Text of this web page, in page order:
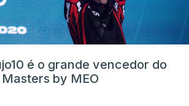
é o grande vencedor do
Masters by MEO